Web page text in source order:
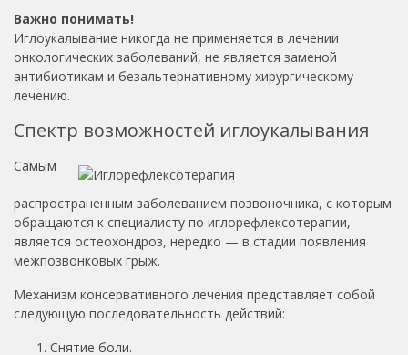
Важно понимать!
Иглоукалывание никогда не применяется в лечении
онкологических заболеваний, не является заменой
антибиотикам и безальтернативному хирургическому
лечению.
Спектр возможностей иглоукалывания
Самым
распространенным заболеванием позвоночника, с которым
обращаются к специалисту по иглорефлексотерапии,
является остеохондроз, нередко — в стадии появления
межпозвонковых грыж.
Механизм консервативного лечения представляет собой
следующую последовательность действий:
Снятие боли.